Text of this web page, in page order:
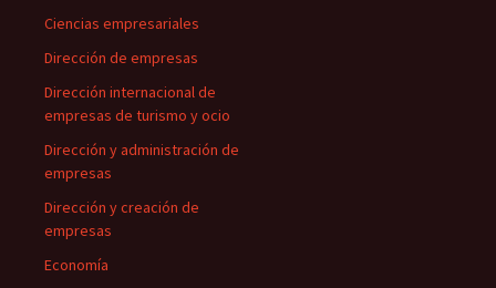
Ciencias empresariales
Dirección de empresas
Dirección internacional de
empresas de turismo y ocio
Dirección y administración de
empresas
Dirección y creación de
empresas
Economía